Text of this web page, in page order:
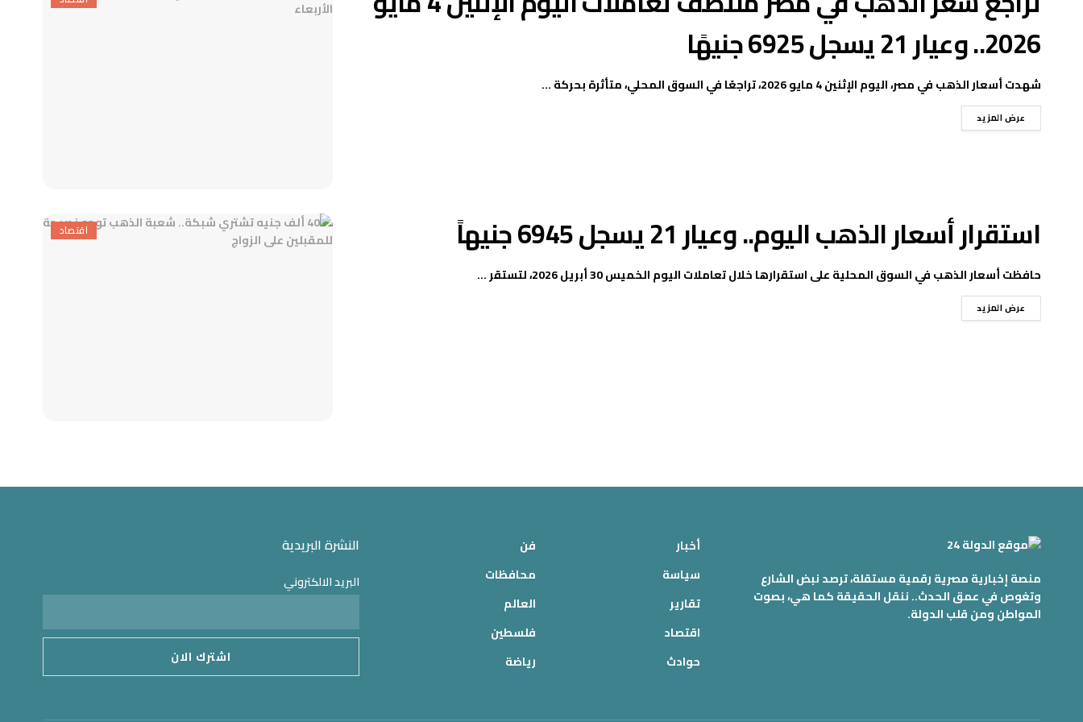
2026.. وعيار 21 يسجل 6925 جنيهًا
شهدت أسعار الذهب في مصر، اليوم الإثنين 4 مايو 2026، تراجعًا في السوق المحلي، متأثرة بحركة ...
عرض المزيد
اقتصاد استقرار أسعار الذهب اليوم.. وعيار 21 يسجل 6945 جنيهاً
حافظت أسعار الذهب في السوق المحلية على استقرارها خلال تعاملات اليوم الخميس 30 أبريل 2026، لتستقر ...
عرض المزيد
منصة إخبارية مصرية رقمية مستقلة، ترصد نبض الشارع
وتغوص في عمق الحدث.. ننقل الحقيقة كما هي، بصوت
المواطن ومن قلب الدولة.
أخبار
سياسة
تقارير
اقتصاد
حوادث
فن
محافظات
العالم
فلسطين
رياضة
النشرة البريدية
البريد الالكتروني